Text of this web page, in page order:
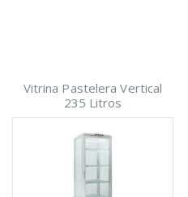
Vitrina Pastelera Vertical
235 Litros